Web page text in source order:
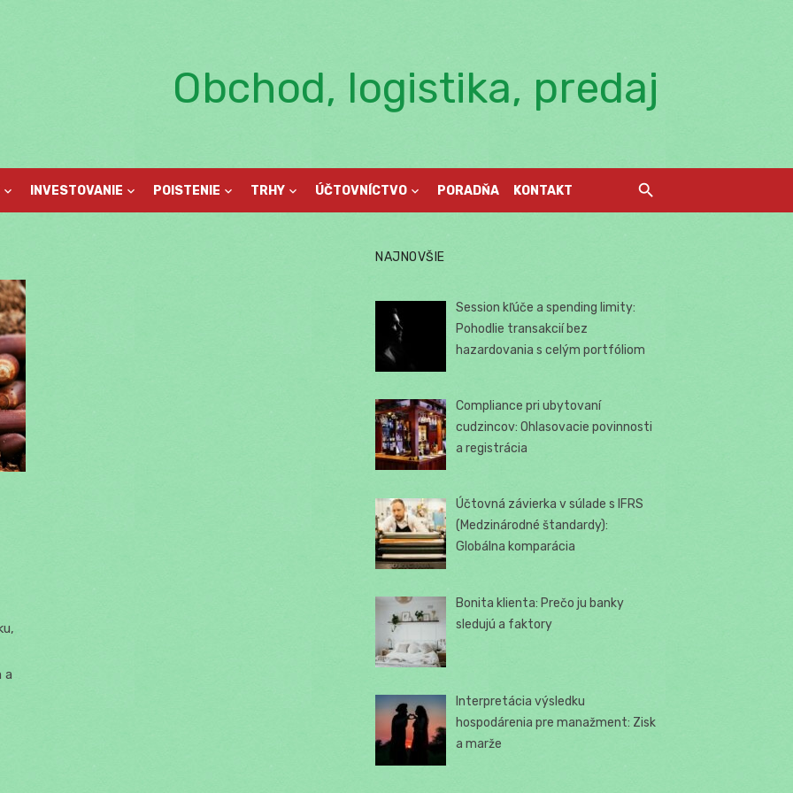
Obchod, logistika, predaj
INVESTOVANIE POISTENIE TRHY ÚČTOVNÍCTVO PORADŇA KONTAKT
a
NAJNOVŠIE
Session kľúče a spending limity:
Pohodlie transakcií bez
hazardovania s celým portfóliom
Compliance pri ubytovaní
cudzincov: Ohlasovacie povinnosti
a registrácia
Účtovná závierka v súlade s IFRS
(Medzinárodné štandardy):
Globálna komparácia
Bonita klienta: Prečo ju banky
sledujú a faktory
Interpretácia výsledku
hospodárenia pre manažment: Zisk
a marže